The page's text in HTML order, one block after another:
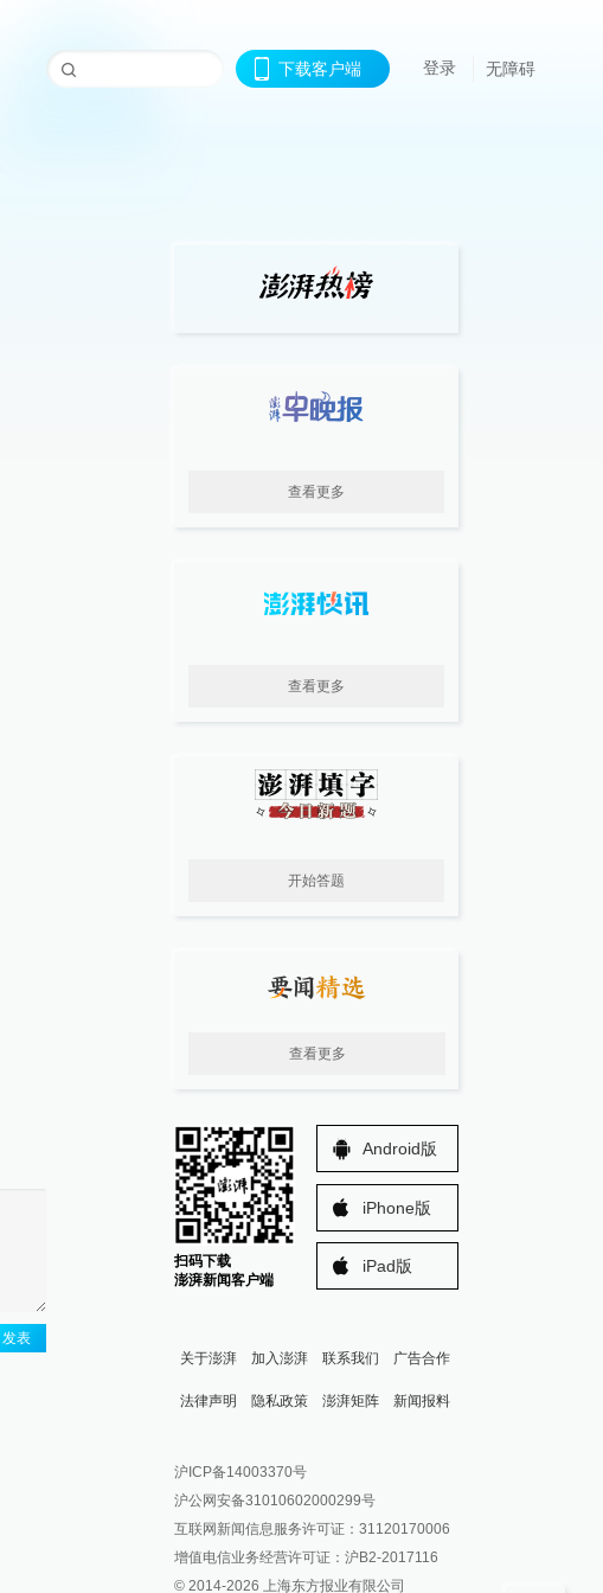
下载客户端 登录 无障碍
发表
查看更多
查看更多
开始答题
查看更多
扫码下载
澎湃新闻客户端
Android版
iPhone版
iPad版
关于澎湃 加入澎湃 联系我们 广告合作
法律声明 隐私政策 澎湃矩阵
澎湃新闻公众号
澎湃新闻抖音号
派生万物开放平台
IP SHANGHAI
新闻报料
报料邮箱: news@thepaper.cn
沪ICP备14003370号
沪公网安备31010602000299号
互联网新闻信息服务许可证：31120170006
增值电信业务经营许可证：沪B2-2017116
© 2014-2026 上海东方报业有限公司